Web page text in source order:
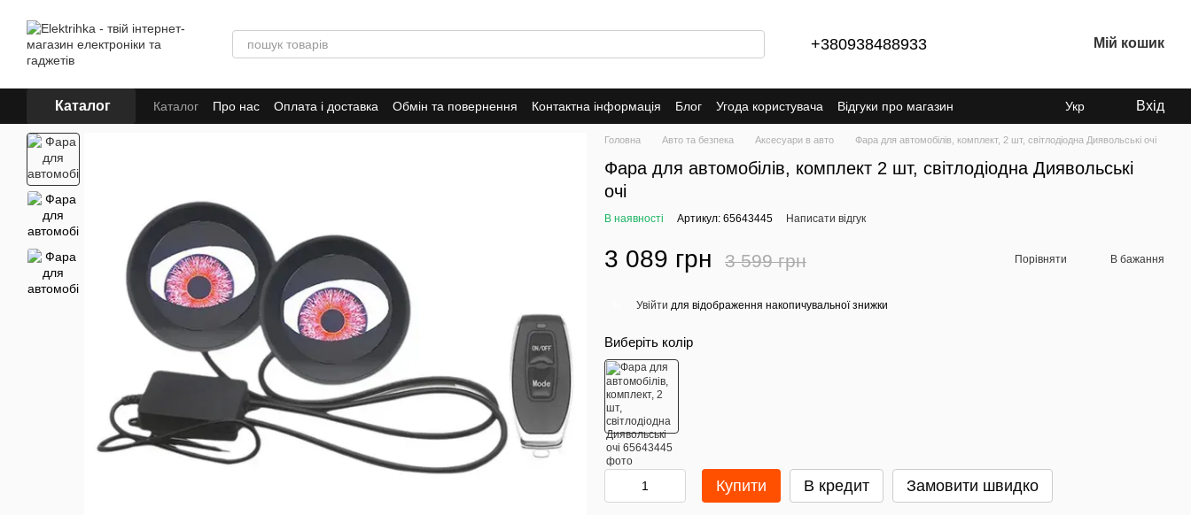
+380938488933 Мій кошик
Каталог Каталог Про нас Оплата і доставка Обмін та повернення Контактна інформація Блог Угода користувача
Відгуки про магазин
Для постачальників
Dropshipping Trade-In Публічна оферта Політика конфіденційності
Укр Вхід
Головна Авто та безпека Аксесуари в авто Фара для автомобілів, комплект, 2 шт, світлодіодна Диявольські очі
Фара для автомобілів, комплект 2 шт, світлодіодна Диявольські
очі
В наявності Артикул: 65643445 Написати відгук
3 089 грн 3 599 грн Порівняти В бажання
Увійти для відображення накопичувальної знижки
Виберіть колір
Купити В кредит Замовити швидко